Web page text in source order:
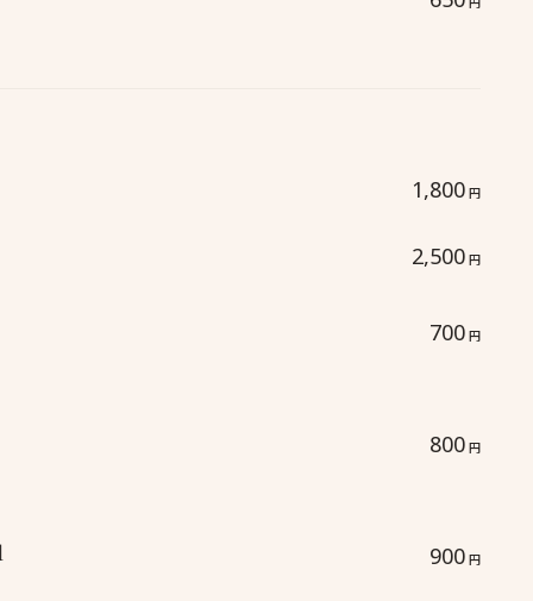
1,800 円
2,500 円
700 円
800 円
900 円